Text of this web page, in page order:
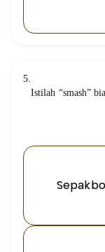
5.
Istilah “smash”